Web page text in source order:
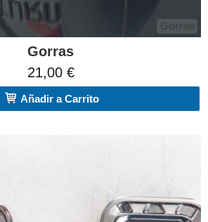
Gorras
21,00 €
Añadir a Carrito